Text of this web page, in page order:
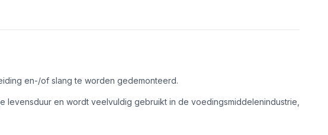
en-/of slang te worden gedemonteerd.
levensduur en wordt veelvuldig gebruikt in de voedingsmiddelenindustrie,